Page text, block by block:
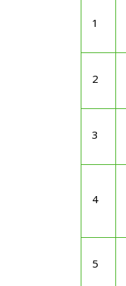
1
2
3
4
5